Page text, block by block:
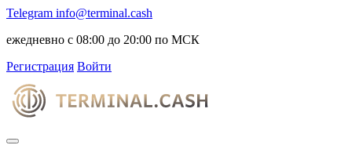
Telegram info@terminal.cash
ежедневно с 08:00 до 20:00 по МСК
Регистрация Войти